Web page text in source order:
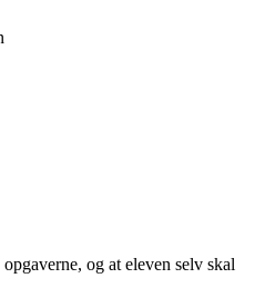
og at eleven selv skal